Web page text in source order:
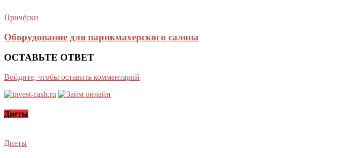
Причёски
Оборудование для парикмахерского салона
ОСТАВЬТЕ ОТВЕТ
Войдите, чтобы оставить комментарий
Диеты
Диеты